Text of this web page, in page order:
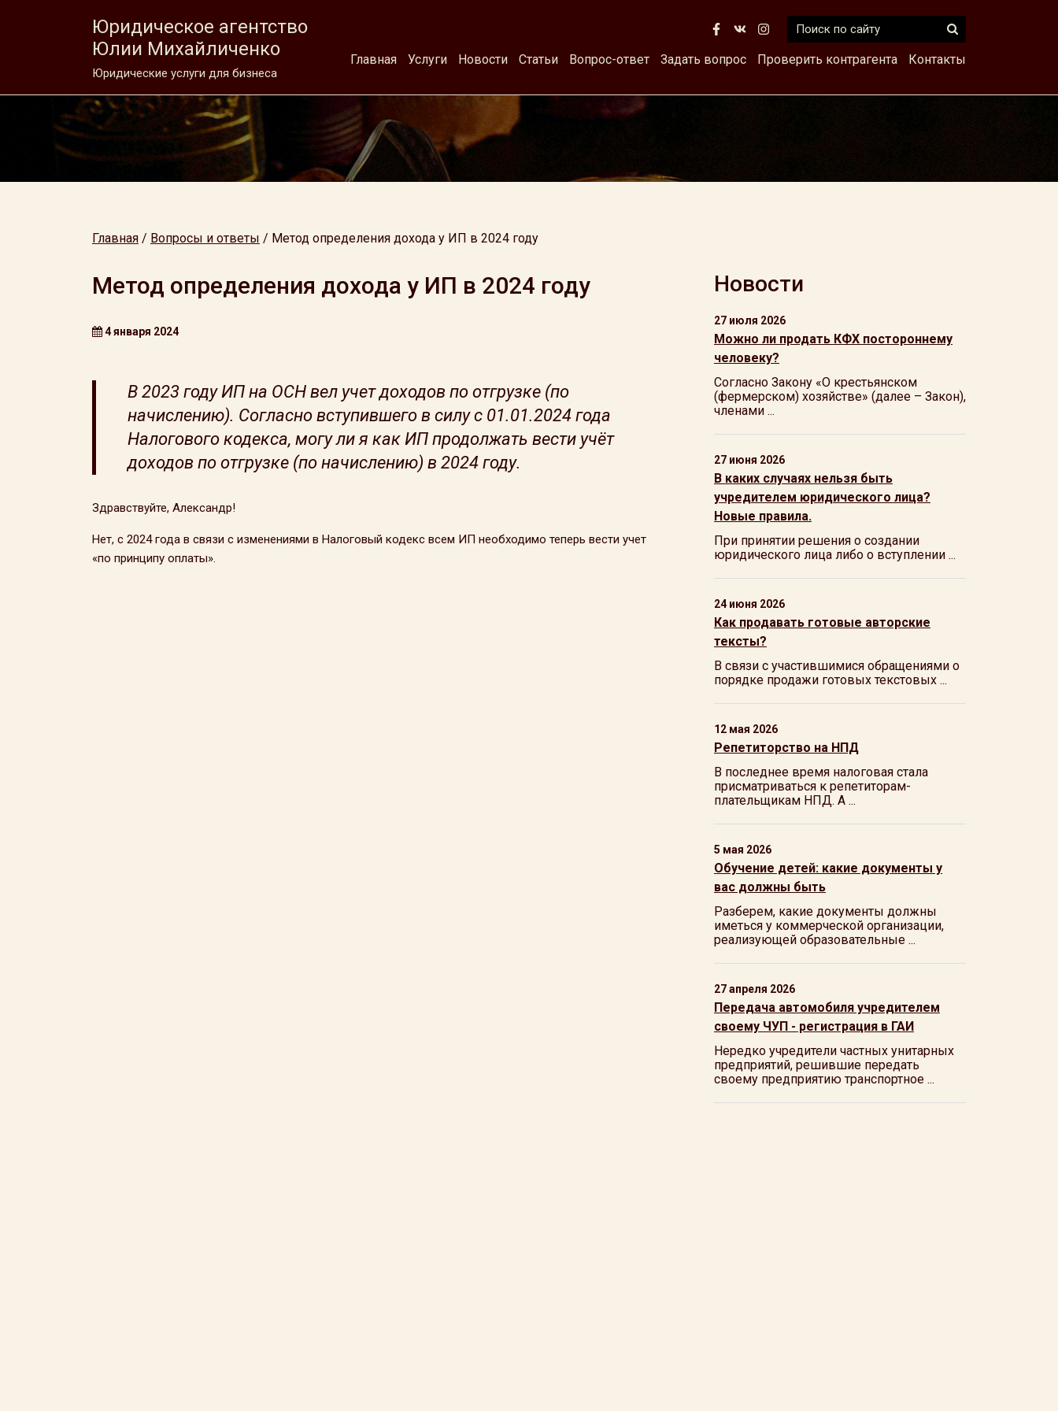
Юридическое агентство
Юлии Михайличенко
Юридические услуги для бизнеса
Главная Услуги Новости Статьи Вопрос-ответ Задать вопрос Проверить контрагента Контакты
Главная / Вопросы и ответы / Метод определения дохода у ИП в 2024 году
Метод определения дохода у ИП в 2024 году
4 января 2024
В 2023 году ИП на ОСН вел учет доходов по отгрузке (по
начислению). Согласно вступившего в силу с 01.01.2024 года
Налогового кодекса, могу ли я как ИП продолжать вести учёт
доходов по отгрузке (по начислению) в 2024 году.
Здравствуйте, Александр!
Нет, с 2024 года в связи с изменениями в Налоговый кодекс всем ИП необходимо теперь вести учет
«по принципу оплаты».
Новости
27 июля 2026
Можно ли продать КФХ постороннему
человеку?
Согласно Закону «О крестьянском
(фермерском) хозяйстве» (далее – Закон),
членами ...
27 июня 2026
В каких случаях нельзя быть
учредителем юридического лица?
Новые правила.
При принятии решения о создании
юридического лица либо о вступлении ...
24 июня 2026
Как продавать готовые авторские
тексты?
В связи с участившимися обращениями о
порядке продажи готовых текстовых ...
12 мая 2026
Репетиторство на НПД
В последнее время налоговая стала
присматриваться к репетиторам-
плательщикам НПД. А ...
5 мая 2026
Обучение детей: какие документы у
вас должны быть
Разберем, какие документы должны
иметься у коммерческой организации,
реализующей образовательные ...
27 апреля 2026
Передача автомобиля учредителем
своему ЧУП - регистрация в ГАИ
Нередко учредители частных унитарных
предприятий, решившие передать
своему предприятию транспортное ...